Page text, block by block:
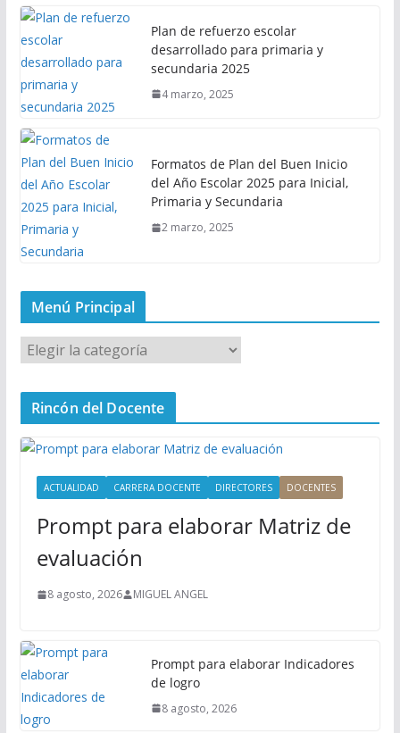
Plan de refuerzo escolar
desarrollado para primaria y
secundaria 2025
4 marzo, 2025
Formatos de Plan del Buen Inicio
del Año Escolar 2025 para Inicial,
Primaria y Secundaria
2 marzo, 2025
Menú Principal
M
e
n
P
Rincón del Docente
ACTUALIDAD CARRERA DOCENTE DIRECTORES DOCENTES
Prompt para elaborar Matriz de
evaluación
8 agosto, 2026 MIGUEL ANGEL
Prompt para elaborar Indicadores
de logro
8 agosto, 2026